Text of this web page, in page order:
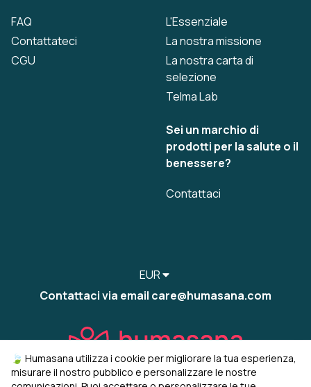
FAQ
Contattateci
CGU
L'Essenziale
La nostra missione
La nostra carta di
selezione
Telma Lab
Sei un marchio di
prodotti per la salute o il
benessere?
Contattaci
EUR
Contattaci via email care@humasana.com
🍃 Humasana utilizza i cookie per migliorare la tua esperienza,
misurare il nostro pubblico e personalizzare le nostre